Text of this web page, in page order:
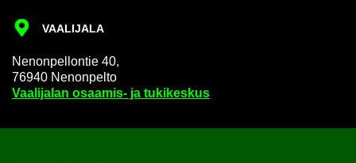
VAA­LI­JA­LA
Ne­non­pel­lon­tie 40,
76940 Ne­non­pel­to
Vaa­li­ja­lan osaamis-​ ja tu­ki­kes­kus